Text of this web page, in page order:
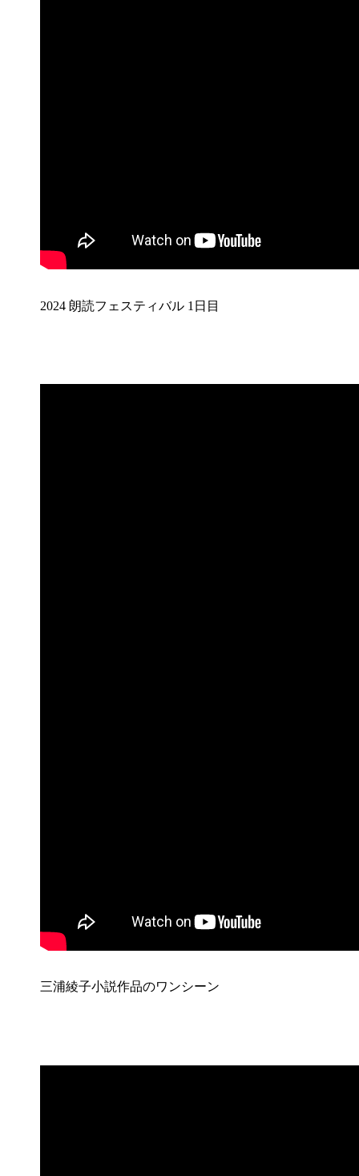
2024 朗読フェスティバル 1日目
三浦綾子小説作品のワンシーン